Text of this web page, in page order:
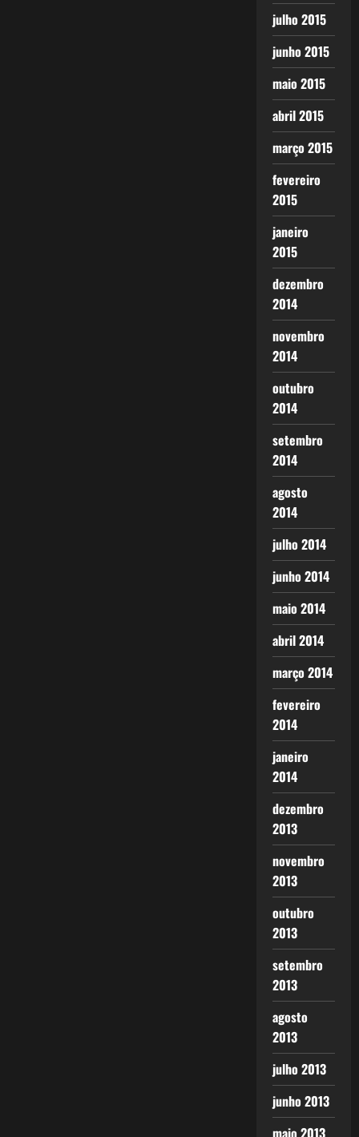
julho 2015
junho 2015
maio 2015
abril 2015
março 2015
fevereiro
2015
janeiro
2015
dezembro
2014
novembro
2014
outubro
2014
setembro
2014
agosto
2014
julho 2014
junho 2014
maio 2014
abril 2014
março 2014
fevereiro
2014
janeiro
2014
dezembro
2013
novembro
2013
outubro
2013
setembro
2013
agosto
2013
julho 2013
junho 2013
maio 2013